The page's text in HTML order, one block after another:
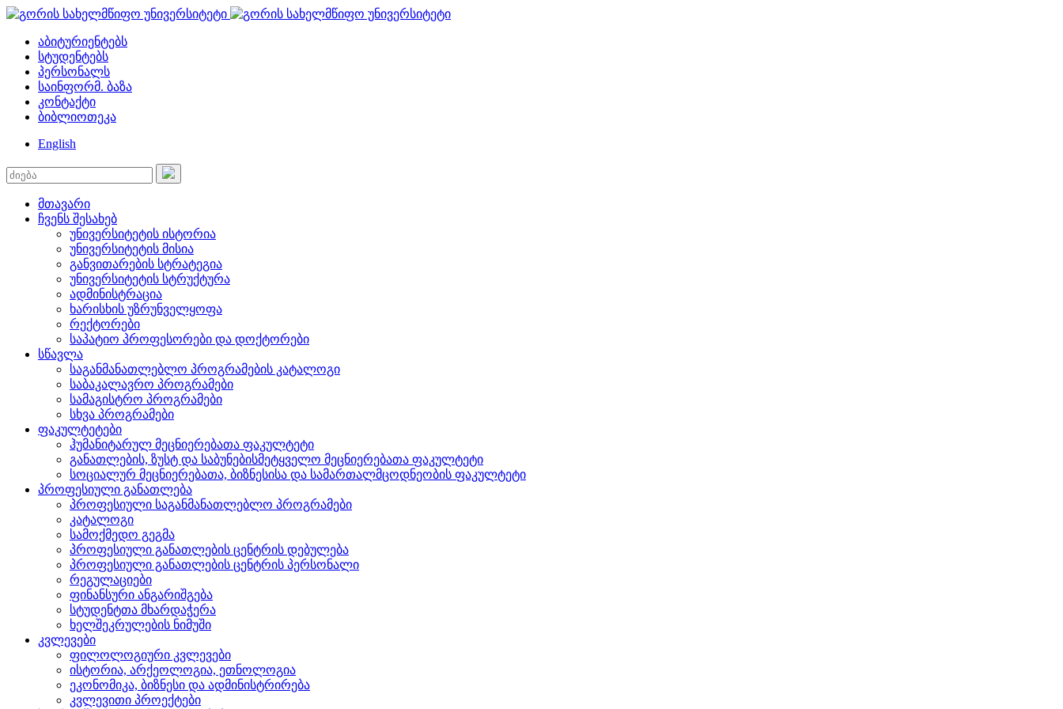
აბიტურიენტებს
სტუდენტებს
პერსონალს
საინფორმ. ბაზა
კონტაქტი
ბიბლიოთეკა
English
მთავარი
ჩვენს შესახებ
უნივერსიტეტის ისტორია
უნივერსიტეტის მისია
განვითარების სტრატეგია
უნივერსიტეტის სტრუქტურა
ადმინისტრაცია
ხარისხის უზრუნველყოფა
რექტორები
საპატიო პროფესორები და დოქტორები
სწავლა
საგანმანათლებლო პროგრამების კატალოგი
საბაკალავრო პროგრამები
სამაგისტრო პროგრამები
სხვა პროგრამები
ფაკულტეტები
ჰუმანიტარულ მეცნიერებათა ფაკულტეტი
განათლების, ზუსტ და საბუნებისმეტყველო მეცნიერებათა ფაკულტეტი
სოციალურ მეცნიერებათა, ბიზნესისა და სამართალმცოდნეობის ფაკულტეტი
პროფესიული განათლება
პროფესიული საგანმანათლებლო პროგრამები
კატალოგი
სამოქმედო გეგმა
პროფესიული განათლების ცენტრის დებულება
პროფესიული განათლების ცენტრის პერსონალი
რეგულაციები
ფინანსური ანგარიშგება
სტუდენტთა მხარდაჭერა
ხელშეკრულების ნიმუში
კვლევები
ფილოლოგიური კვლევები
ისტორია, არქეოლოგია, ეთნოლოგია
ეკონომიკა, ბიზნესი და ადმინისტრირება
კვლევითი პროექტები